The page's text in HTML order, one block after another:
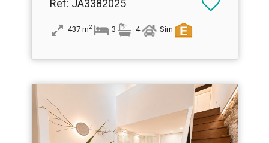
Ref: JA3382025
437 m2 3 4 Sim